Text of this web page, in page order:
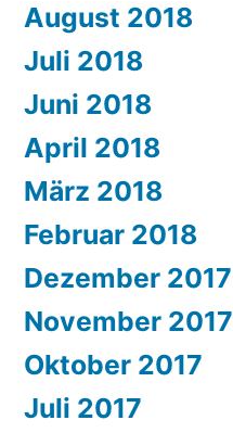
August 2018
Juli 2018
Juni 2018
April 2018
März 2018
Februar 2018
Dezember 2017
November 2017
Oktober 2017
Juli 2017